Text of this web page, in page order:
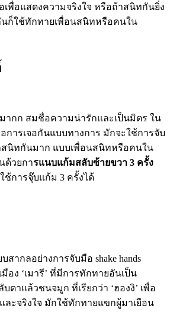
พื่อแสดงความจริงใจ หรือถ้าสนิทกันยิ่ง
ก็ใช้ทักทายเพื่อนสนิทหรือคนใน
ากก สมชื่อความน่ารักและเป็นมิตร ใน
การเจอกันแบบทางการ มักจะใช้การจับ
สนิทกันมาก แบบเพื่อนสนิทหรือคนใน
ด้วยการแนบแก้มสลับซ้ายขวา 3 ครั้ง
การจุ๊บแก้ม 3 ครั้งได้
ากลอย่างการจับมือ shake hands
อง ‘เมารี’ ที่มีการทักทายอันเป็น
ตาแล้วชนจมูก ที่เรียกว่า ‘ฮองงิ’ เพื่อ
ละจริงใจ มักใช้ทักทายแขกผู้มาเยือน